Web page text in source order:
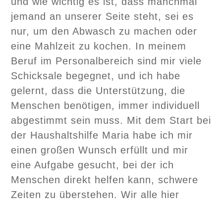
jemand an unserer Seite steht, sei es
nur, um den Abwasch zu machen oder
eine Mahlzeit zu kochen. In meinem
Beruf im Personalbereich sind mir viele
Schicksale begegnet, und ich habe
gelernt, dass die Unterstützung, die
Menschen benötigen, immer individuell
abgestimmt sein muss. Mit dem Start bei
der Haushaltshilfe Maria habe ich mir
einen großen Wunsch erfüllt und mir
eine Aufgabe gesucht, bei der ich
Menschen direkt helfen kann, schwere
Zeiten zu überstehen. Wir alle hier